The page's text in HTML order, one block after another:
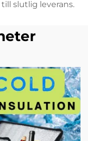
slutlig leverans.